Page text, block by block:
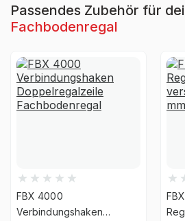
Montageart
Anlieferart
UV-
Regalsystem
Passendes Zubehör für
Fachbodenregal
FBX 4000
Verbindungshaken